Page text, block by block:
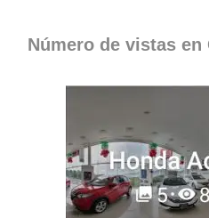
Número de vistas